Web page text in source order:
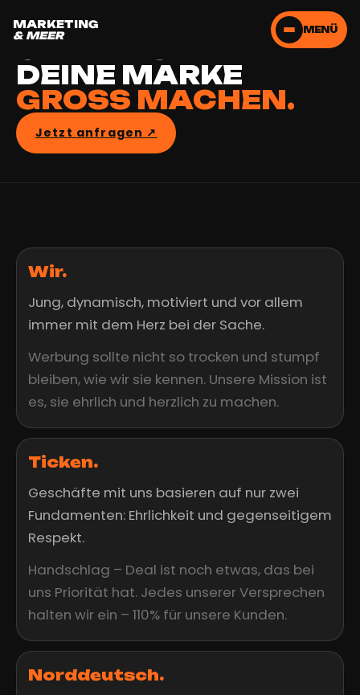
MARKETING
& MEER
MENÜ
LASS UNS
GEMEINSAM
DEINE MARKE
GROSS MACHEN.
Jetzt anfragen ↗︎
Wir.
Jung, dynamisch, motiviert und vor allem
immer mit dem Herz bei der Sache.
Werbung sollte nicht so trocken und stumpf
bleiben, wie wir sie kennen. Unsere Mission ist
es, sie ehrlich und herzlich zu machen.
Ticken.
Geschäfte mit uns basieren auf nur zwei
Fundamenten: Ehrlichkeit und gegenseitigem
Respekt.
Handschlag – Deal ist noch etwas, das bei
uns Priorität hat. Jedes unserer Versprechen
halten wir ein – 110% für unsere Kunden.
Norddeutsch.